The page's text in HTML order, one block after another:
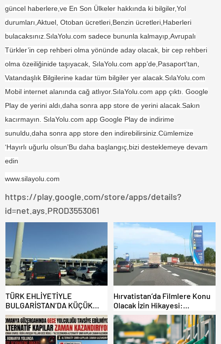
güncel haberlere,ve En Son Ülkeler hakkında ki bilgiler,Yol
durumları,Aktuel, Otoban ücretleri,Benzin ücretleri,Haberleri
bulacaksınız.SılaYolu.com sadece bununla kalmayıp,Avrupalı
Türkler’in cep rehberi olma yönünde aday olacak, bir cep rehberi
olma özeiliğinide taşıyacak, SılaYolu.com app’de,Pasaport’tan,
Vatandaşlık Bilgilerine kadar tüm bilgiler yer alacak.SılaYolu.com
Mobil internet alanında cağ atlıyor.SılaYolu.com app çıktı. Google
Play de yerini aldı,daha sonra app store de yerini alacak.Sakın
kacırmayın. SılaYolu.com app Google Play de indirime
sunuldu,daha sonra app store den indirebilirsiniz.Cümlemize
‘Hayırlı uğurlu olsun’Bu daha başlangıç, bizi desteklemeye devam
edin
www.silayolu.com
https://play.google.com/store/apps/details?
id=net.ays.PROD3553061
TÜRK EHLİYETİYLE
BULGARİSTAN’DA KÜÇÜK
HATA, ARACINA 6 AY EL
KONULMASINA YOL AÇTI
Hırvatistan’da Filmlere Konu
Olacak İzin Hikayesi:
Benzinlikte Eşini Unuttu!